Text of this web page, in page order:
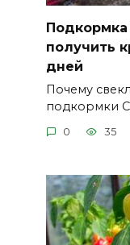
получить
дней
Почему
подкормки
0 35